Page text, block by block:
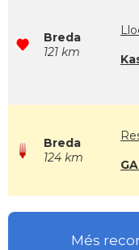
Breda
121 km
Breda
124 km
Més